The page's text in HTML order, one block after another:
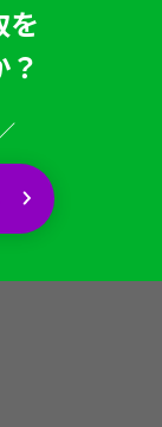
を